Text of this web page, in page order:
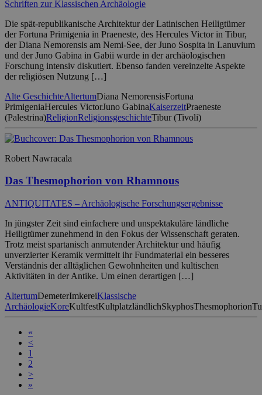
Schriften zur Klassischen Archäologie
Die spät-republikanische Architektur der Latinischen Heiligtümer
der Fortuna Primigenia in Praeneste, des Hercules Victor in Tibur,
der Diana Nemorensis am Nemi-See, der Juno Sospita in Lanuvium
und der Juno Gabina in Gabii wurde in der archäologischen
Forschung intensiv diskutiert. Ebenso fanden vereinzelte Aspekte
der religiösen Nutzung […]
Alte GeschichteAltertumDiana NemorensisFortuna
PrimigeniaHercules VictorJuno GabinaKaiserzeitPraeneste
(Palestrina)ReligionReligionsgeschichteTibur (Tivoli)
Robert Nawracala
Das Thesmophorion von Rhamnous
ANTIQUITATES – Archäologische Forschungsergebnisse
In jüngster Zeit sind einfachere und unspektakuläre ländliche
Heiligtümer zunehmend in den Fokus der Wissenschaft geraten.
Trotz meist spartanisch anmutender Architektur und häufig
unverzierter Keramik vermittelt ihr Fundmaterial ein besseres
Verständnis der alltäglichen Gewohnheiten und kultischen
Aktivitäten in der Antike. Um einen derartigen […]
AltertumDemeterImkereiKlassische
ArchäologieKoreKultfestKultplatzländlichSkyphosThesmophorion
«
<
1
2
>
»